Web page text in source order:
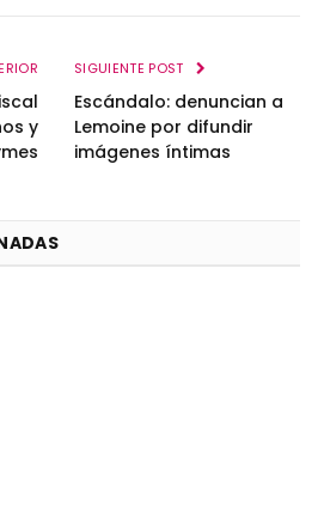
y
SIGUIENTE POST
Escándalo: denuncian a
Lemoine por difundir
imágenes íntimas